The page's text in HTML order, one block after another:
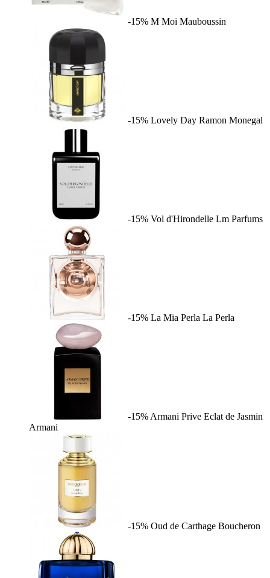
-15% M Moi Mauboussin
-15% Lovely Day Ramon Monegal
-15% Vol d'Hirondelle Lm Parfums
-15% La Mia Perla La Perla
-15% Armani Prive Eclat de Jasmin
Armani
-15% Oud de Carthage Boucheron